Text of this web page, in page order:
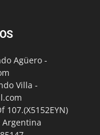
Agüero -
Villa -
107.(X5152EYN)
Argentina